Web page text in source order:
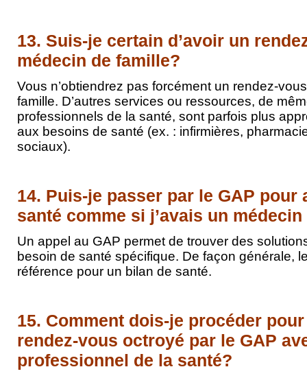
13. Suis-je certain d’avoir un
médecin de famille?
Vous n’obtiendrez pas forcément un rendez-
famille. D’autres services ou ressources, de
professionnels de la santé, sont parfois plus
aux besoins de santé (ex. : infirmières,
sociaux).
14. Puis-je passer par le GAP pour
santé comme si j’avais un
Un appel au GAP permet de trouver des
besoin de santé spécifique. De façon générale,
référence pour un bilan de santé.
15. Comment dois-je procéder
rendez-vous octroyé par le GAP
professionnel de la santé?